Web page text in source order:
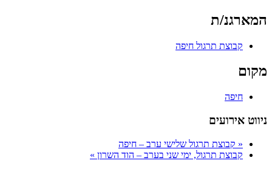
המארגנ/ת
קבוצת תרגול חיפה
מקום
חיפה
ניווט אירועים
« קבוצת תרגול שלישי ערב – חיפה
קבוצת תרגול, ימי שני בערב – הוד השרון »